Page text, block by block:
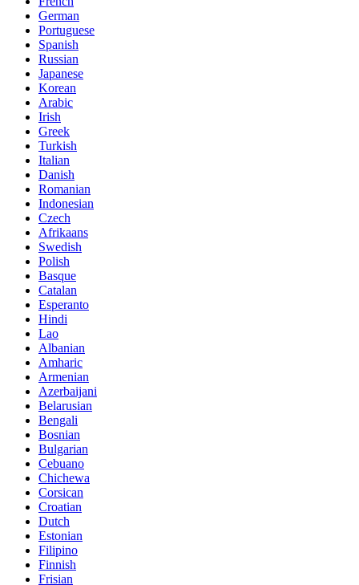
German
Portuguese
Spanish
Russian
Japanese
Korean
Arabic
Irish
Greek
Turkish
Italian
Danish
Romanian
Indonesian
Czech
Afrikaans
Swedish
Polish
Basque
Catalan
Esperanto
Hindi
Lao
Albanian
Amharic
Armenian
Azerbaijani
Belarusian
Bengali
Bosnian
Bulgarian
Cebuano
Chichewa
Corsican
Croatian
Dutch
Estonian
Filipino
Finnish
Frisian